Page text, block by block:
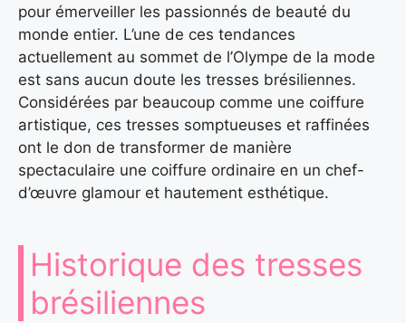
pour émerveiller les passionnés de beauté du
monde entier. L’une de ces tendances
actuellement au sommet de l’Olympe de la mode
est sans aucun doute les tresses brésiliennes.
Considérées par beaucoup comme une coiffure
artistique, ces tresses somptueuses et raffinées
ont le don de transformer de manière
spectaculaire une coiffure ordinaire en un chef-
d’œuvre glamour et hautement esthétique.
Historique des tresses
brésiliennes